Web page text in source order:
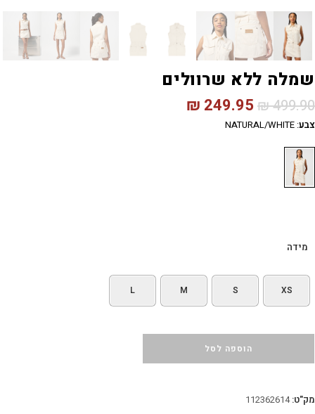
שמלה ללא שרוולים
₪499.90
₪ 249.95
צבע:
NATURAL/WHITE
מידה
XS
S
M
L
הוספה לסל
מק"ט:112362614